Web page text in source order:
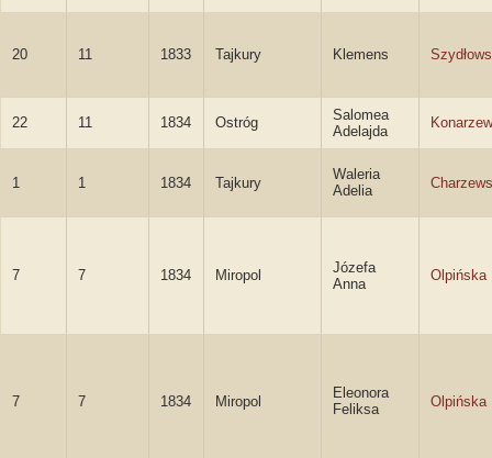
20 11 1833 Tajkury Klemens
22 11 1834 Ostróg
Salomea
Adelajda
1 1 1834 Tajkury
Waleria
Adelia
7 7 1834 Miropol
Józefa
Anna
Olpińska
7 7 1834 Miropol
Eleonora
Feliksa
Olpińska